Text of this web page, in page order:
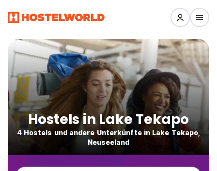
Hostels in Lake Tekapo
4 Hostels und andere Unterkünfte in Lake Tekapo,
Neuseeland